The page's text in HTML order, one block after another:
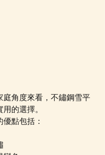
庭角度來看，不鏽鋼雪平
的選擇。
點包括：